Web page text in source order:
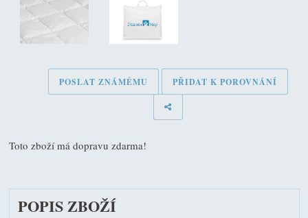
POSLAT ZNÁMÉMU PŘIDAT K POROVNÁNÍ
Toto zboží má dopravu zdarma!
POPIS ZBOŽÍ